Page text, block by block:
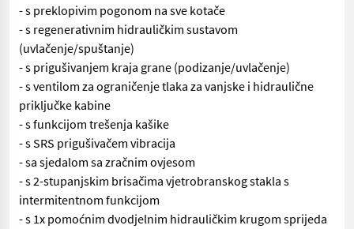
- s preklopivim pogonom na sve kotače
- s regenerativnim hidrauličkim sustavom
(uvlačenje/spuštanje)
- s prigušivanjem kraja grane (podizanje/uvlačenje)
- s ventilom za ograničenje tlaka za vanjske i hidraulične
priključke kabine
- s funkcijom trešenja kašike
- s SRS prigušivačem vibracija
- sa sjedalom sa zračnim ovjesom
- s 2-stupanjskim brisačima vjetrobranskog stakla s
intermitentnom funkcijom
- s 1x pomoćnim dvodjelnim hidrauličkim krugom sprijeda